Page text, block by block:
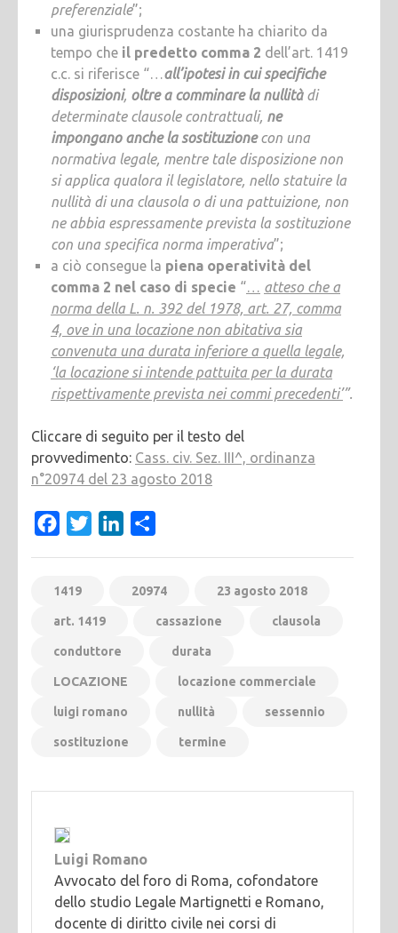
preferenziale”;
una giurisprudenza costante ha chiarito da
tempo che il predetto comma 2 dell’art. 1419
c.c. si riferisce “…all’ipotesi in cui specifiche
disposizioni, oltre a comminare la nullitàdi
determinate clausole contrattuali, ne
impongano anche la sostituzionecon una
normativa legale, mentre tale disposizione non
si applica qualora il legislatore, nello statuire la
nullità di una clausola o di una pattuizione, non
ne abbia espressamente prevista la sostituzione
con una specifica norma imperativa”;
a ciò consegue la piena operatività del
comma 2 nel caso di specie “… atteso che a
norma della L. n. 392 del 1978, art. 27, comma
4, ove in una locazione non abitativa sia
convenuta una durata inferiore a quella legale,
‘la locazione si intende pattuita per la durata
rispettivamente prevista nei commi precedenti’”.
Cliccare di seguito per il testo del
provvedimento: Cass. civ. Sez. III^, ordinanza
n°20974 del 23 agosto 2018
FacebookTwitterLinkedIn
1419 20974 23 agosto 2018
art. 1419 cassazione clausola
conduttore durata
LOCAZIONE locazione commerciale
luigi romano nullità sessennio
sostituzione termine
Luigi Romano
Avvocato del foro di Roma, cofondatore
dello studio Legale Martignetti e Romano,
docente di diritto civile nei corsi di